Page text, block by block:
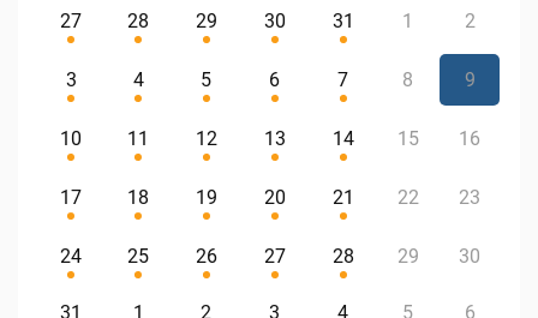
27 28 29 30 31 1 2
3 4 5 6 7 8 9
10 11 12 13 14 15 16
17 18 19 20 21 22 23
24 25 26 27 28 29 30
31 1 2 3 4 5 6